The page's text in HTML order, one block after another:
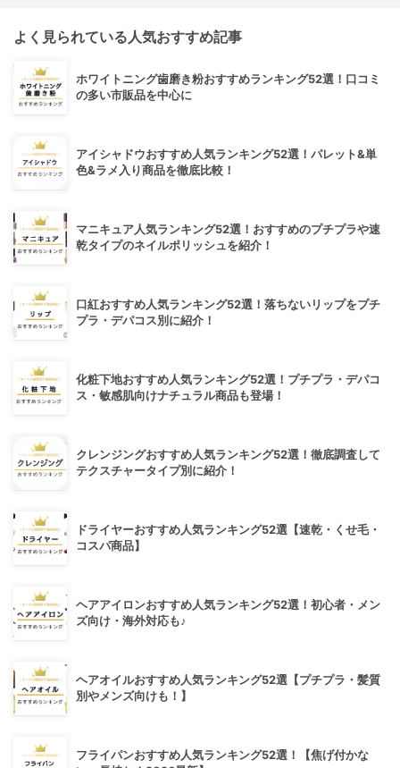
よく見られている人気おすすめ記事
ホワイトニング歯磨き粉おすすめランキング52選！口コミ
の多い市販品を中心に
アイシャドウおすすめ人気ランキング52選！パレット&単
色&ラメ入り商品を徹底比較！
マニキュア人気ランキング52選！おすすめのプチプラや速
乾タイプのネイルポリッシュを紹介！
口紅おすすめ人気ランキング52選！落ちないリップをプチ
プラ・デパコス別に紹介！
化粧下地おすすめ人気ランキング52選！プチプラ・デパコ
ス・敏感肌向けナチュラル商品も登場！
クレンジングおすすめ人気ランキング52選！徹底調査して
テクスチャータイプ別に紹介！
ドライヤーおすすめ人気ランキング52選【速乾・くせ毛・
コスパ商品】
ヘアアイロンおすすめ人気ランキング52選！初心者・メン
ズ向け・海外対応も♪
ヘアオイルおすすめ人気ランキング52選【プチプラ・髪質
別やメンズ向けも！】
フライパンおすすめ人気ランキング52選！【焦げ付かな